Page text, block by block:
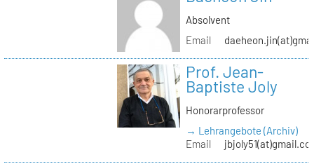
Absolvent
Email
Prof. Jean-
Baptiste Joly
Honorarprofessor
→ Lehrangebote (Archiv)
Email